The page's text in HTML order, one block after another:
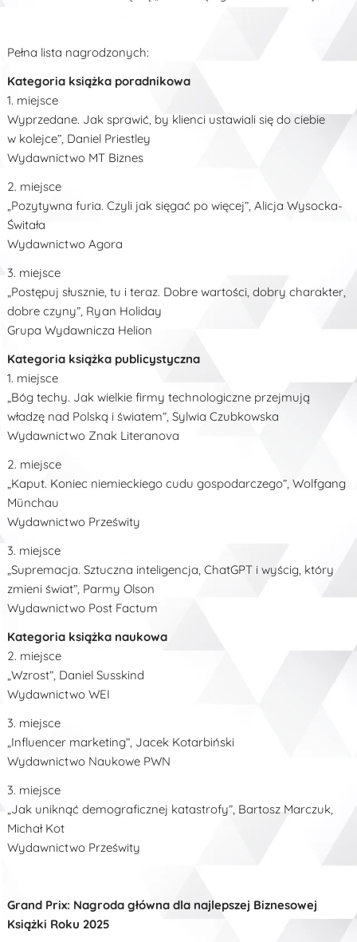
Pełna lista nagrodzonych:
Kategoria książka poradnikowa
1. miejsce
Wyprzedane. Jak sprawić, by klienci ustawiali się do ciebie
w kolejce”, Daniel Priestley
Wydawnictwo MT Biznes
2. miejsce
„Pozytywna furia. Czyli jak sięgać po więcej”, Alicja Wysocka-
Świtała
Wydawnictwo Agora
3. miejsce
„Postępuj słusznie, tu i teraz. Dobre wartości, dobry charakter,
dobre czyny”, Ryan Holiday
Grupa Wydawnicza Helion
Kategoria książka publicystyczna
1. miejsce
„Bóg techy. Jak wielkie firmy technologiczne przejmują
władzę nad Polską i światem”, Sylwia Czubkowska
Wydawnictwo Znak Literanova
2. miejsce
„Kaput. Koniec niemieckiego cudu gospodarczego”, Wolfgang
Münchau
Wydawnictwo Prześwity
3. miejsce
„Supremacja. Sztuczna inteligencja, ChatGPT i wyścig, który
zmieni świat”, Parmy Olson
Wydawnictwo Post Factum
Kategoria książka naukowa
2. miejsce
„Wzrost”, Daniel Susskind
Wydawnictwo WEI
3. miejsce
„Influencer marketing”, Jacek Kotarbiński
Wydawnictwo Naukowe PWN
3. miejsce
„Jak uniknąć demograficznej katastrofy”, Bartosz Marczuk,
Michał Kot
Wydawnictwo Prześwity
Grand Prix: Nagroda główna dla najlepszej Biznesowej
Książki Roku 2025